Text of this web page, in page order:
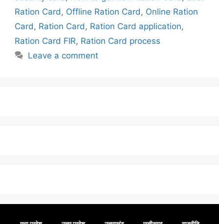
Ration Card , Offline Ration Card , Online Ration
Card , Ration Card , Ration Card application,
Ration Card FIR, Ration Card process
Leave a comment